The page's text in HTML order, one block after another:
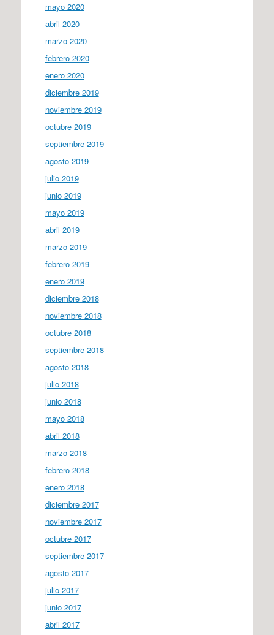
mayo 2020
abril 2020
marzo 2020
febrero 2020
enero 2020
diciembre 2019
noviembre 2019
octubre 2019
septiembre 2019
agosto 2019
julio 2019
junio 2019
mayo 2019
abril 2019
marzo 2019
febrero 2019
enero 2019
diciembre 2018
noviembre 2018
octubre 2018
septiembre 2018
agosto 2018
julio 2018
junio 2018
mayo 2018
abril 2018
marzo 2018
febrero 2018
enero 2018
diciembre 2017
noviembre 2017
octubre 2017
septiembre 2017
agosto 2017
julio 2017
junio 2017
abril 2017